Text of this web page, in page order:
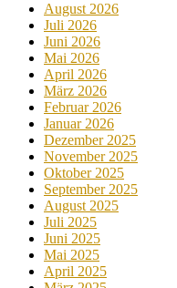
August 2026
Juli 2026
Juni 2026
Mai 2026
April 2026
März 2026
Februar 2026
Januar 2026
Dezember 2025
November 2025
Oktober 2025
September 2025
August 2025
Juli 2025
Juni 2025
Mai 2025
April 2025